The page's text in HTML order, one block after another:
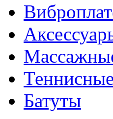
Батуты